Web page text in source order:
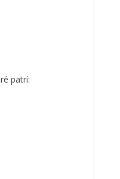
patrí: